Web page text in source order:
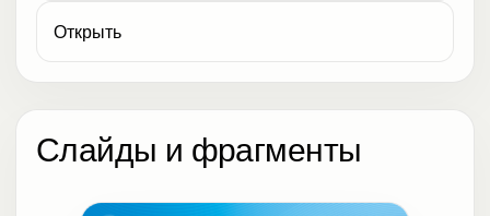
Открыть
Слайды и фрагменты